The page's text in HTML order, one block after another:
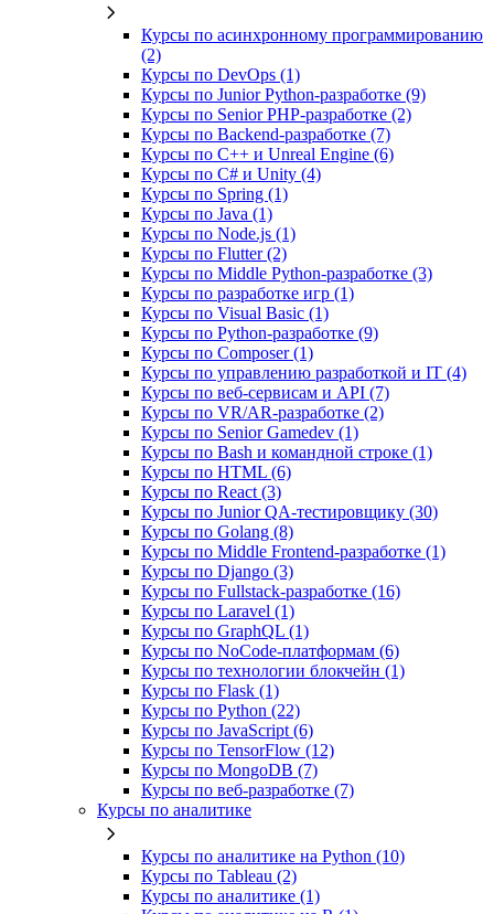
Курсы по асинхронному программированию
(2)
Курсы по DevOps (1)
Курсы по Junior Python-разработке (9)
Курсы по Senior PHP-разработке (2)
Курсы по Backend‑разработке (7)
Курсы по C++ и Unreal Engine (6)
Курсы по C# и Unity (4)
Курсы по Spring (1)
Курсы по Java (1)
Курсы по Node.js (1)
Курсы по Flutter (2)
Курсы по Middle Python-разработке (3)
Курсы по разработке игр (1)
Курсы по Visual Basic (1)
Курсы по Python-разработке (9)
Курсы по Composer (1)
Курсы по управлению разработкой и IT (4)
Курсы по веб‑сервисам и API (7)
Курсы по VR/AR‑разработке (2)
Курсы по Senior Gamedev (1)
Курсы по Bash и командной строке (1)
Курсы по HTML (6)
Курсы по React (3)
Курсы по Junior QA-тестировщику (30)
Курсы по Golang (8)
Курсы по Middle Frontend-разработке (1)
Курсы по Django (3)
Курсы по Fullstack‑разработке (16)
Курсы по Laravel (1)
Курсы по GraphQL (1)
Курсы по NoCode‑платформам (6)
Курсы по технологии блокчейн (1)
Курсы по Flask (1)
Курсы по Python (22)
Курсы по JavaScript (6)
Курсы по TensorFlow (12)
Курсы по MongoDB (7)
Курсы по веб‑разработке (7)
Курсы по аналитике
Курсы по аналитике на Python (10)
Курсы по Tableau (2)
Курсы по аналитике (1)